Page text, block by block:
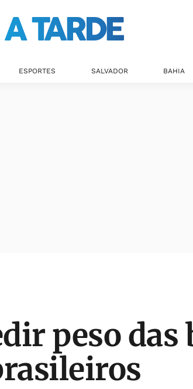
ESPORTES SALVADOR BAHIA
peso das